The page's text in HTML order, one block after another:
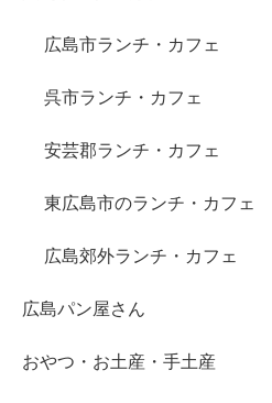
広島市ランチ・カフェ
呉市ランチ・カフェ
安芸郡ランチ・カフェ
東広島市のランチ・カフェ
広島郊外ランチ・カフェ
広島パン屋さん
おやつ・お土産・手土産